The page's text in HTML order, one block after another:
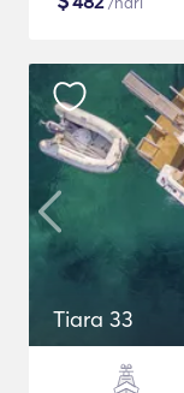
Tiara 33